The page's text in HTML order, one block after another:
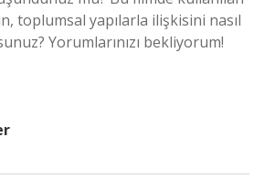
toplumsal yapılarla ilişkisini nasıl
Yorumlarınızı bekliyorum!